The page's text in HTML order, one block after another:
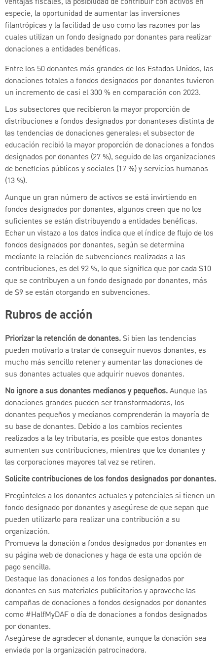
especie, la oportunidad de aumentar las inversiones
filantrópicas y la facilidad de uso como las razones por las
cuales utilizan un fondo designado por donantes para realizar
donaciones a entidades benéficas.
Entre los 50 donantes más grandes de los Estados Unidos, las
donaciones totales a fondos designados por donantes tuvieron
un incremento de casi el 300 % en comparación con 2023.
Los subsectores que recibieron la mayor proporción de
distribuciones a fondos designados por donanteses distinta de
las tendencias de donaciones generales: el subsector de
educación recibió la mayor proporción de donaciones a fondos
designados por donantes (27 %), seguido de las organizaciones
de beneficios públicos y sociales (17 %) y servicios humanos
(13 %).
Aunque un gran número de activos se está invirtiendo en
fondos designados por donantes, algunos creen que no los
suficientes se están distribuyendo a entidades benéficas.
Echar un vistazo a los datos indica que el índice de flujo de los
fondos designados por donantes, según se determina
mediante la relación de subvenciones realizadas a las
contribuciones, es del 92 %, lo que significa que por cada $10
que se contribuyen a un fondo designado por donantes, más
de $9 se están otorgando en subvenciones.
Rubros de acción
Priorizar la retención de donantes.Si bien las tendencias
pueden motivarlo a tratar de conseguir nuevos donantes, es
mucho más sencillo retener y aumentar las donaciones de
sus donantes actuales que adquirir nuevos donantes.
No ignore a sus donantes medianos y pequeños.Aunque las
donaciones grandes pueden ser transformadoras, los
donantes pequeños y medianos comprenderán la mayoría de
su base de donantes. Debido a los cambios recientes
realizados a la ley tributaria, es posible que estos donantes
aumenten sus contribuciones, mientras que los donantes y
las corporaciones mayores tal vez se retiren.
Solicite contribuciones de los fondos designados por donantes.
Pregúnteles a los donantes actuales y potenciales si tienen un
fondo designado por donantes y asegúrese de que sepan que
pueden utilizarlo para realizar una contribución a su
organización.
Promueva la donación a fondos designados por donantes en
su página web de donaciones y haga de esta una opción de
pago sencilla.
Destaque las donaciones a los fondos designados por
donantes en sus materiales publicitarios y aproveche las
campañas de donaciones a fondos designados por donantes
como #HalfMyDAF o día de donaciones a fondos designados
por donantes.
Asegúrese de agradecer al donante, aunque la donación sea
enviada por la organización patrocinadora.